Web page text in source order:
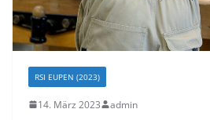
RSI EUPEN (2023)
14. März 2023 admin